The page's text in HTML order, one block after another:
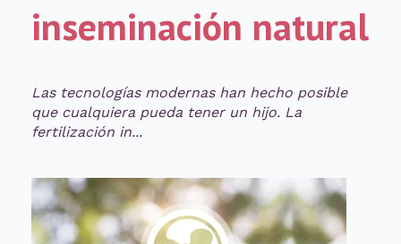
inseminación natural
Las tecnologías modernas han hecho posible
que cualquiera pueda tener un hijo. La
fertilización in...